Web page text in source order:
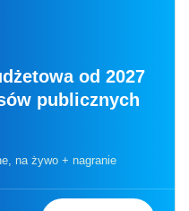
od 2027
publicznych
na żywo + nagranie